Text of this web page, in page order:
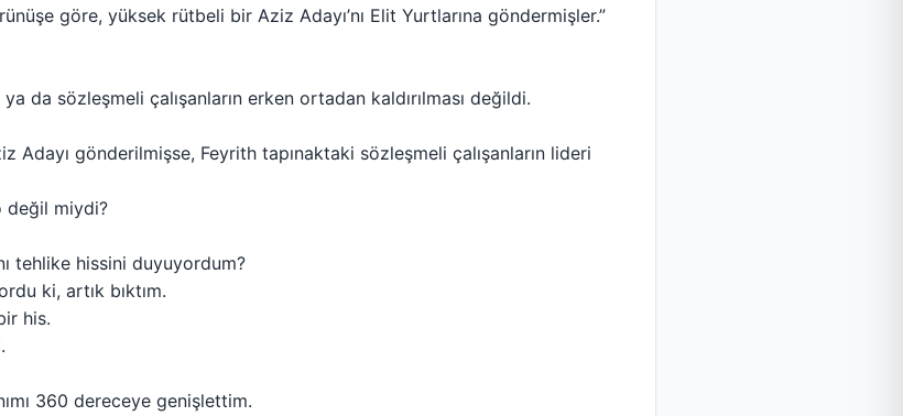
göre, yüksek rütbeli bir Aziz Adayı’nı Elit Yurtlarına göndermişler.”
da sözleşmeli çalışanların erken ortadan kaldırılması değildi.
gönderilmişse, Feyrith tapınaktaki sözleşmeli çalışanların lideri
değil miydi?
tehlike hissini duyuyordum?
ki, artık bıktım.
his.
360 dereceye genişlettim.